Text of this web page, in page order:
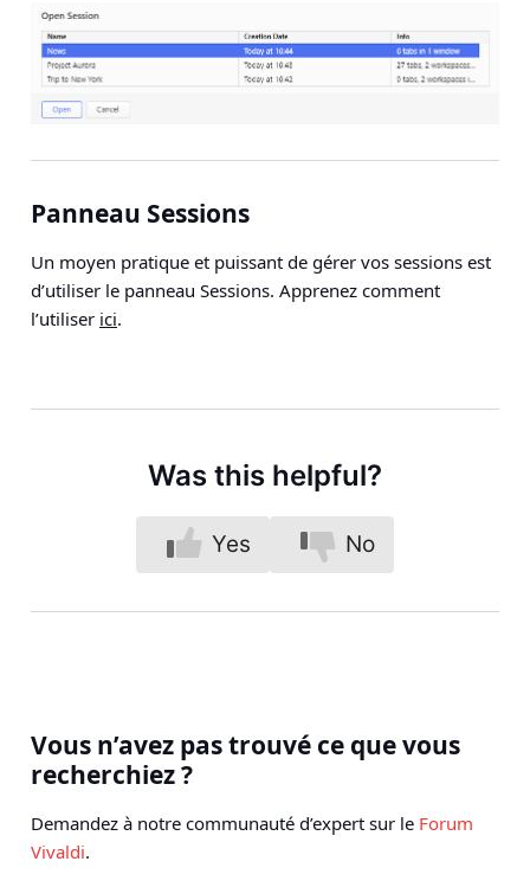
Panneau Sessions
Un moyen pratique et puissant de gérer vos sessions est
d’utiliser le panneau Sessions. Apprenez comment
l’utiliser ici.
Was this helpful?
Yes No
Vous n’avez pas trouvé ce que vous
recherchiez ?
Demandez à notre communauté d’expert sur le Forum
Vivaldi.